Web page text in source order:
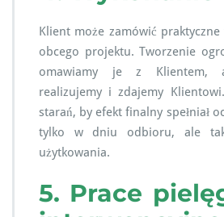
Klient może zamówić
obcego projektu. Tworzenie
omawiamy je z Klientem,
realizujemy i zdajemy
starań, by efekt finalny spełniał
tylko w dniu odbioru, ale
użytkowania.
5. Prace